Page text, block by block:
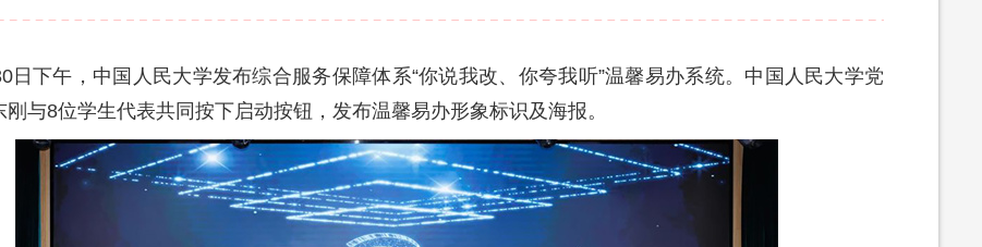
日下午，中国人民大学发布综合服务保障体系“你说我改、你夸我听”温馨易办系统。中国人民大学党
刚与8位学生代表共同按下启动按钮，发布温馨易办形象标识及海报。